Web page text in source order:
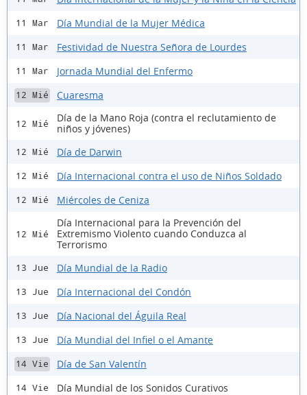
11 Mar Día Mundial de la Mujer Médica
11 Mar Festividad de Nuestra Señora de Lourdes
11 Mar Jornada Mundial del Enfermo
12 Mié Cuaresma
12 Mié
Día de la Mano Roja (contra el reclutamiento de
niños y jóvenes)
12 Mié Día de Darwin
12 Mié Día Internacional contra el uso de Niños Soldado
12 Mié Miércoles de Ceniza
12 Mié
Día Internacional para la Prevención del
Extremismo Violento cuando Conduzca al
Terrorismo
13 Jue Día Mundial de la Radio
13 Jue Día Internacional del Condón
13 Jue Día Nacional del Águila Real
13 Jue Día Mundial del Infiel o el Amante
14 Vie Día de San Valentín
14 Vie Día Mundial de los Sonidos Curativos